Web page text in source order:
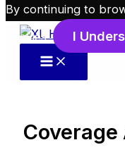
Skip to content
Coverage
By continuing to
cookies. I